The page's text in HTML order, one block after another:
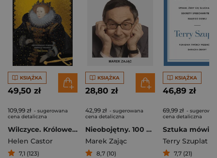
KSIĄŻKA
49,50 zł
109,99 zł - sugerowana
cena detaliczna
Wilczyce. Królowe, które rządziły Anglią przed Elżbietą I
Helen Castor
7,1 (123)
KSIĄŻKA
28,80 zł
42,99 zł - sugerowana
cena detaliczna
Nieobojętny. 100 portretów Mariana Turskiego
Marek Zając
8,7 (10)
KSIĄŻKA
46,89 zł
69,99 zł -
cena detaliczna
Terry Szuplat
7,7 (21)